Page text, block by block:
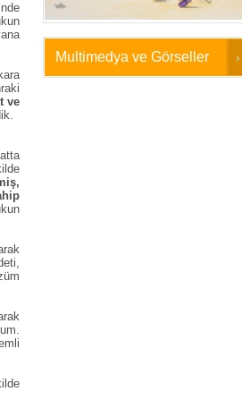
ve
Multimedya ve Görseller